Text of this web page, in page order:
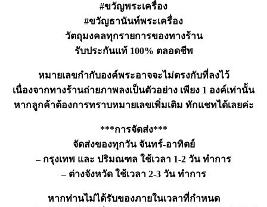
#ขวัญพระเครื่อง
#ขวัญธานันท์พระเครื่อง
วัตถุมงคลทุกรายการของทางร้าน
รับประกันแท้ 100% ตลอดชีพ
หมายเลขกำกับองค์พระอาจจะไม่ตรงกับที่ลงไว้
เนื่องจากทางร้านถ่ายภาพลงเป็นตัวอย่าง เพียง 1 องค์เท่านั้น
หากลูกค้าต้องการทราบหมายเลขเพิ่มเติม ทักแชทได้เลยค่ะ
***การจัดส่ง***
จัดส่งของทุกวัน จันทร์-อาทิตย์
– กรุงเทพ และ ปริมณฑล ใช้เวลา 1-2 วัน ทำการ
– ต่างจังหวัด ใช้เวลา 2-3 วัน ทำการ
หากท่านไม่ได้รับของภายในเวลาที่กำหนด